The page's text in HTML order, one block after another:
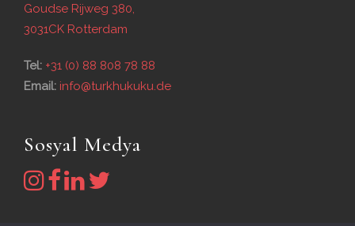
Goudse Rijweg 380,
3031CK Rotterdam
Tel: +31 (0) 88 808 78 88
Email: info@turkhukuku.de
Sosyal Medya